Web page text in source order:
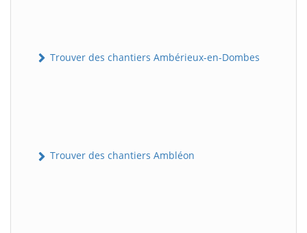
Trouver des chantiers Ambérieux-en-Dombes
Trouver des chantiers Ambléon